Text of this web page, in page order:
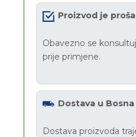
Proizvod je
Obavezno se
prije primjene.
Dostava u
Dostava proizvoda